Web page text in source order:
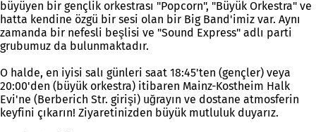
büyüyen bir gençlik orkestrası "Popcorn", "Büyük Orkestra" ve
hatta kendine özgü bir sesi olan bir Big Band'imiz var. Aynı
zamanda bir nefesli beşlisi ve "Sound Express" adlı parti
grubumuz da bulunmaktadır.
O halde, en iyisi salı günleri saat 18:45'ten (gençler) veya
20:00'den (büyük orkestra) itibaren Mainz-Kostheim Halk
Evi'ne (Berberich Str. girişi) uğrayın ve dostane atmosferin
keyfini çıkarın! Ziyaretinizden büyük mutluluk duyarız.